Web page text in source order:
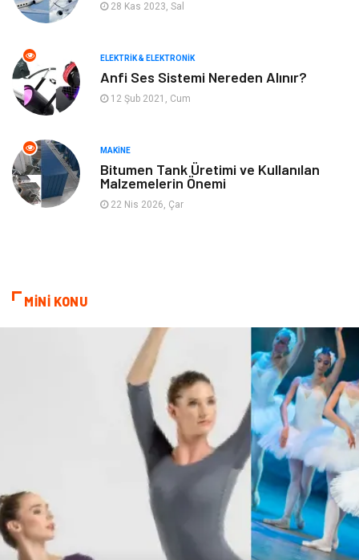
İnternet
Finans ve Yönetim Gayrimenkul
Mobilya Aksesuar
Anne Çocuk
Tekstil Hediyelik Eşya
Bitkisel Ürünler
Bebek Giyim
28 Kas 2023, Sal
ELEKTRIK & ELEKTRONIK
Anfi Ses Sistemi Nereden Alınır?
12 Şub 2021, Cum
MAKINE
Bitumen Tank Üretimi ve Kullanılan
Malzemelerin Önemi
22 Nis 2026, Çar
MİNİ KONU